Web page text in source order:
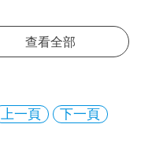
查看全部
上一頁 下一頁